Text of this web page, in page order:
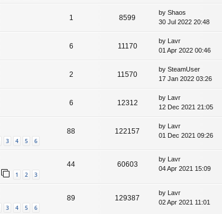
1 8599
by Shaos
30 Jul 2022 20:48
6 11170
by
Lavr
01 Apr 2022 00:46
2 11570
by SteamUser
17 Jan 2022 03:26
6 12312
by
Lavr
12 Dec 2021 21:05
3 4 5 6
88 122157
by
Lavr
01 Dec 2021 09:26
1 2 3
44 60603
by Lavr
04 Apr 2021 15:09
3 4 5 6
89 129387
by Lavr
02 Apr 2021 11:01